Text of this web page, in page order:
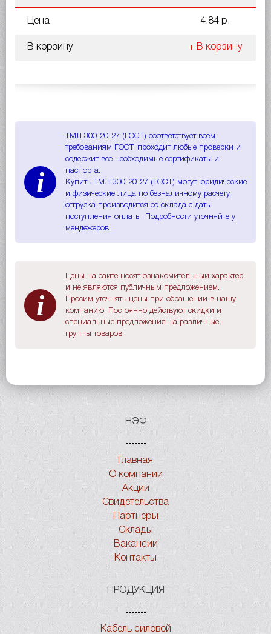
Цена 4.84 р.
В корзину + В корзину
i
ТМЛ 300-20-27 (ГОСТ) соответствует всем
требованиям ГОСТ, проходит любые проверки и
содержит все необходимые сертификаты и
паспорта.
Купить ТМЛ 300-20-27 (ГОСТ) могут юридические
и физические лица по безналичному расчету,
отгрузка производится со склада с даты
поступления оплаты. Подробности уточняйте у
мендежеров
i
Цены на сайте носят ознакомительный характер
и не являются публичным предложением.
Просим уточнять цены при обращении в нашу
компанию. Постоянно действуют скидки и
специальные предложения на различные
группы товаров!
НЭФ
Главная
О компании
Акции
Свидетельства
Партнеры
Склады
Вакансии
Контакты
ПРОДУКЦИЯ
Кабель силовой